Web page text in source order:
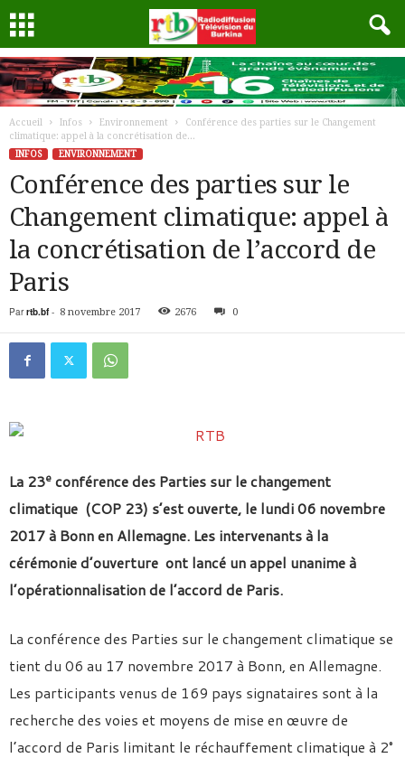
Accueil Infos Environnement
Conférence des parties sur le Changement
climatique: appel à la concrétisation de...
INFOS
ENVIRONNEMENT
Conférence des parties sur le
Changement climatique: appel à
la concrétisation de l’accord de
Paris
Par rtb.bf- 8 novembre 2017 2676 0
La 23e conférence des Parties sur le changement
climatique (COP 23) s’est ouverte, le lundi 06 novembre
2017 à Bonn en Allemagne. Les intervenants à la
cérémonie d’ouverture ont lancé un appel unanime à
l’opérationnalisation de l’accord de Paris.
La conférence des Parties sur le changement climatique se
tient du 06 au 17 novembre 2017 à Bonn, en Allemagne.
Les participants venus de 169 pays signataires sont à la
recherche des voies et moyens de mise en œuvre de
l’accord de Paris limitant le réchauffement climatique à 2°